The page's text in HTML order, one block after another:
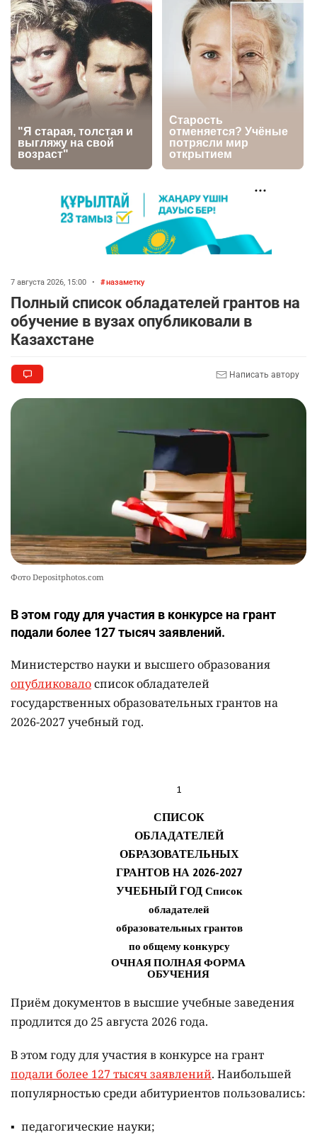
2741 0 1
5
🗣Глава государства направил телеграмму
соболезнования родным и близким Халық
қаһарманы Ивана Гапича
2733 2 42
6
🇫🇷 Клуб ПСЖ объявил об открытии своей
футбольной академии в Астане
🚗 Казахстанцев убедили оформить
автокредиты за вознаграждение
2711 0 11
9
💻 В школах Казахстана изменили название и
содержание некоторых предметов
10
2 37
7 августа 2026, 15:00 • назаметку
Полный список обладателей грантов на
обучение в вузах опубликовали в
Казахстане
Написать автору
Фото Depositphotos.com
В этом году для участия в конкурсе на грант
подали более 127 тысяч заявлений.
Министерство науки и высшего образования
опубликовалосписок обладателей
государственных образовательных грантов на
2026-2027 учебный год.
Приём документов в высшие учебные заведения
продлится до 25 августа 2026 года.
В этом году для участия в конкурсе на грант
подали более 127 тысяч заявлений. Наибольшей
популярностью среди абитуриентов пользовались:
педагогические науки;